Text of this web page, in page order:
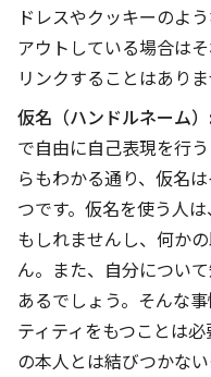
ドレスやクッキーのよ
アウトしている場合は
リンクすることはありま
仮名（ハンドルネーム） :
で自由に自己表現を行
らもわかる通り、仮名
つです。仮名を使う人
もしれませんし、何か
ん。また、自分につい
あるでしょう。そんな
ティティをもつことは
の本人とは結びつかな